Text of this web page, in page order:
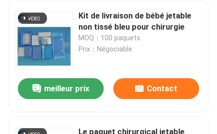
Kit de livraison de bébé jetable
non tissé bleu pour chirurgie
MOQ：100 paquets
Prix：Négociable
meilleur prix Contact
Le paquet chirurgical jetable